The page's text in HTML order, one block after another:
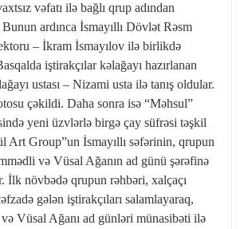
vəfatı ilə bağlı qrup adından
Bunun ardınca İsmayıllı Dövlət Rəsm
– İkram İsmayılov ilə birlikdə
iştirakçılar kəlağayı hazırlanan
ustası – Nizami usta ilə tanış oldular.
çəkildi. Daha sonra isə “Məhsul”
yeni üzvlərlə birgə çay süfrəsi təşkil
Art Group”un İsmayıllı səfərinin, qrupun
və Vüsal Ağanın ad günü şərəfinə
İlk növbədə qrupun rəhbəri, xalçaçı
gələn iştirakçıları salamlayaraq,
Vüsal Ağanı ad günləri münasibəti ilə